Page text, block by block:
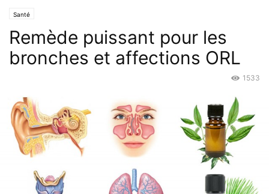
Santé
Remède puissant pour les
bronches et affections ORL
1533